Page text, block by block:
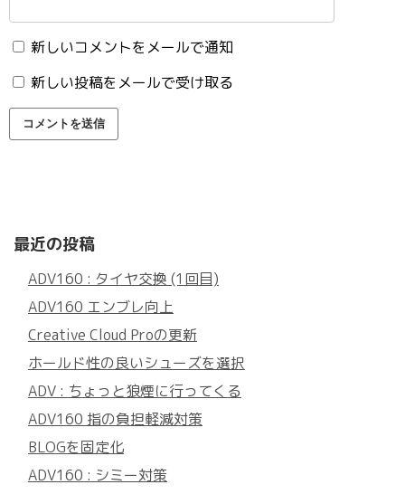
新しいコメントをメールで通知
新しい投稿をメールで受け取る
最近の投稿
ADV160 : タイヤ交換 (1回目)
ADV160 エンブレ向上
Creative Cloud Proの更新
ホールド性の良いシューズを選択
ADV : ちょっと狼煙に行ってくる
ADV160 指の負担軽減対策
BLOGを固定化
ADV160 : シミー対策